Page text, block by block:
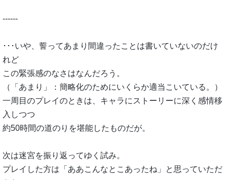
------
･･･いや、誓ってあまり間違ったことは書いていないのだけ
れど
この緊張感のなさはなんだろう。
（「あまり」：簡略化のためにいくらか適当こいている。）
一周目のプレイのときは、キャラにストーリーに深く感情移
入しつつ
約50時間の道のりを堪能したものだが。
次は迷宮を振り返ってゆく試み。
プレイした方は「ああこんなとこあったね」と思っていただ